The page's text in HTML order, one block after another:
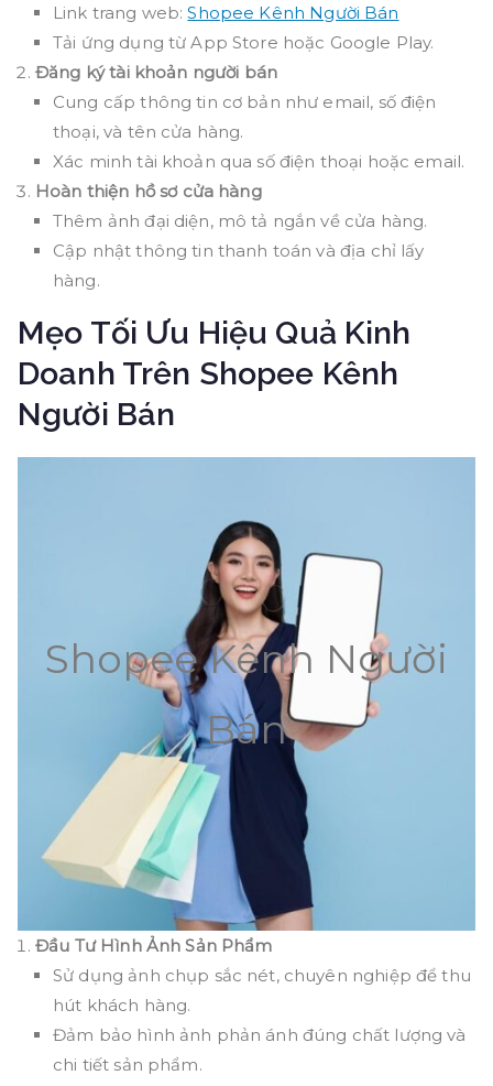
Link trang web:Shopee Kênh Người Bán
Tải ứng dụng từ App Store hoặc Google Play.
Đăng ký tài khoản người bán
Cung cấp thông tin cơ bản như email, số điện
thoại, và tên cửa hàng.
Xác minh tài khoản qua số điện thoại hoặc email.
Hoàn thiện hồ sơ cửa hàng
Thêm ảnh đại diện, mô tả ngắn về cửa hàng.
Cập nhật thông tin thanh toán và địa chỉ lấy
hàng.
Mẹo Tối Ưu Hiệu Quả Kinh
Doanh Trên Shopee Kênh
Người Bán
Shopee Kênh Người
Bán
Đầu Tư Hình Ảnh Sản Phẩm
Sử dụng ảnh chụp sắc nét, chuyên nghiệp để thu
hút khách hàng.
Đảm bảo hình ảnh phản ánh đúng chất lượng và
chi tiết sản phẩm.